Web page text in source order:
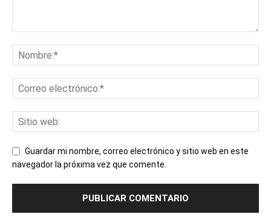
Guardar mi nombre, correo electrónico y sitio web en este
navegador la próxima vez que comente.